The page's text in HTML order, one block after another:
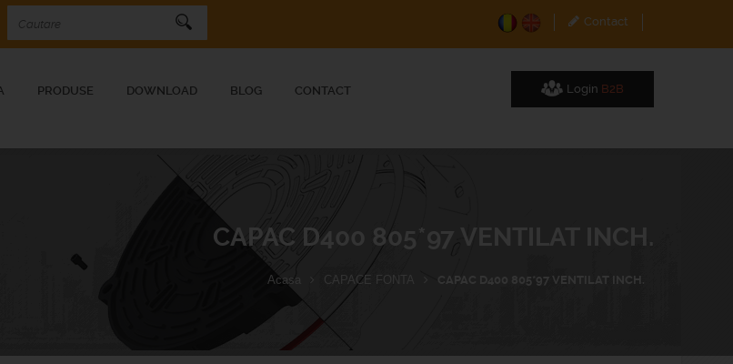
Contact
Login B2B
PRODUSE DOWNLOAD BLOG CONTACT
CAPAC D400 805*97 VENTILAT INCH.
Acasa CAPACE FONTA CAPAC D400 805*97 VENTILAT INCH.